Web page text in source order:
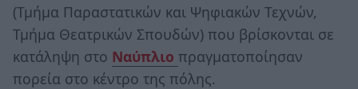
(Τμήμα Παραστατικών και Ψηφιακών Τεχνών,
Τμήμα Θεατρικών Σπουδών) που βρίσκονται σε
κατάληψη στο Ναύπλιο πραγματοποίησαν
πορεία στο κέντρο της πόλης.